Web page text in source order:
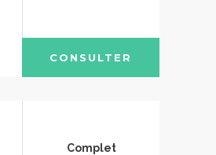
CONSULTER
Complet